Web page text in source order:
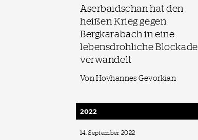
Aserbaidschan hat den
heißen Krieg gegen
Bergkarabach in eine
lebensdrohliche Blockade
verwandelt
Von Hovhannes Gevorkian
2022
14. September 2022